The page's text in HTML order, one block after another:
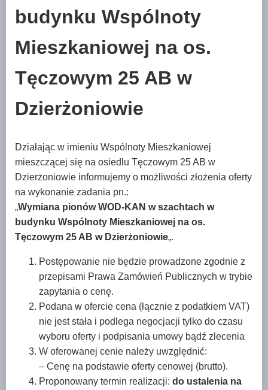
budynku Wspólnoty
Mieszkaniowej na os.
Tęczowym 25 AB w
Dzierżoniowie
Działając w imieniu Wspólnoty Mieszkaniowej
mieszczącej się na osiedlu Tęczowym 25 AB w
Dzierżoniowie informujemy o możliwości złożenia oferty
na wykonanie zadania pn.:
„Wymiana pionów WOD-KAN w szachtach w
budynku Wspólnoty Mieszkaniowej na os.
Tęczowym 25 AB w Dzierżoniowie„.
Postępowanie nie będzie prowadzone zgodnie z
przepisami Prawa Zamówień Publicznych w trybie
zapytania o cenę.
Podana w ofercie cena (łącznie z podatkiem VAT)
nie jest stała i podlega negocjacji tylko do czasu
wyboru oferty i podpisania umowy bądź zlecenia
W oferowanej cenie należy uwzględnić:
– Cenę na podstawie oferty cenowej (brutto).
Proponowany termin realizacji: do ustalenia na